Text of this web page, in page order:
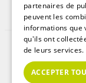
partenaires de
peuvent les
informations que
qu'ils ont
de leurs services.
ACCEPTER